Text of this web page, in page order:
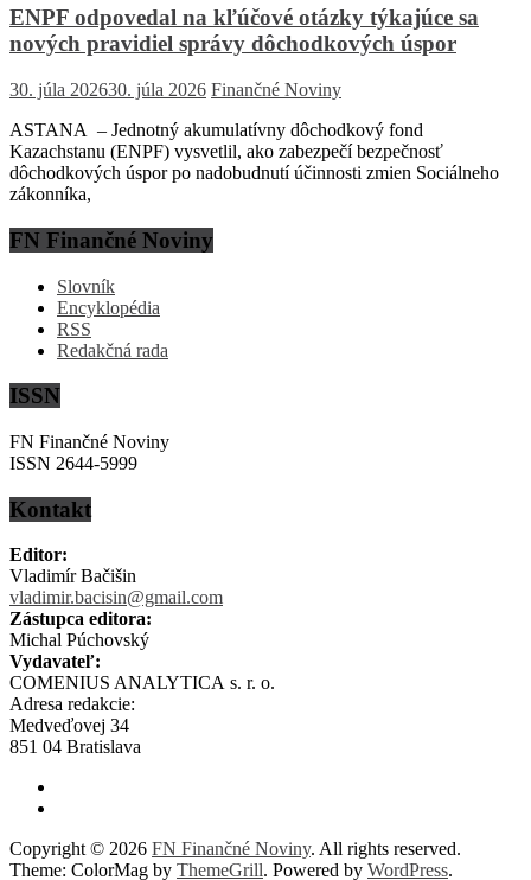
ENPF odpovedal na kľúčové otázky týkajúce sa
nových pravidiel správy dôchodkových úspor
30. júla 202630. júla 2026 Finančné Noviny
ASTANA – Jednotný akumulatívny dôchodkový fond
Kazachstanu (ENPF) vysvetlil, ako zabezpečí bezpečnosť
dôchodkových úspor po nadobudnutí účinnosti zmien Sociálneho
zákonníka,
FN Finančné Noviny
Slovník
Encyklopédia
RSS
Redakčná rada
ISSN
FN Finančné Noviny
ISSN 2644-5999
Kontakt
Editor:
Vladimír Bačišin
vladimir.bacisin@gmail.com
Zástupca editora:
Michal Púchovský
Vydavateľ:
COMENIUS ANALYTICA s. r. o.
Adresa redakcie:
Medveďovej 34
851 04 Bratislava
Copyright © 2026 FN Finančné Noviny. All rights reserved.
Theme: ColorMag by ThemeGrill. Powered by WordPress.